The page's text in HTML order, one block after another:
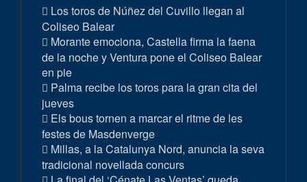
Los toros de Núñez del Cuvillo llegan al
Coliseo Balear
Morante emociona, Castella firma la faena
de la noche y Ventura pone el Coliseo Balear
en pie
Palma recibe los toros para la gran cita del
jueves
Els bous tornen a marcar el ritme de les
festes de Masdenverge
Millas, a la Catalunya Nord, anuncia la seva
tradicional novellada concurs